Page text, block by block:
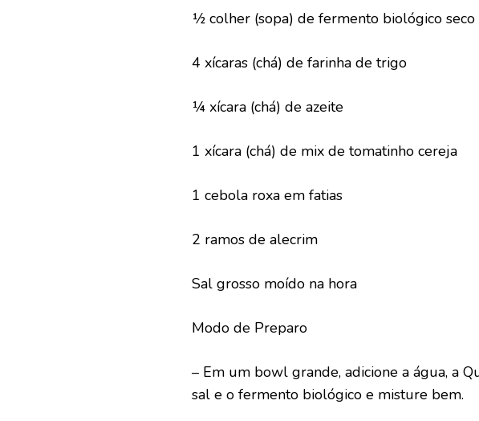
½ colher (sopa) de fermento biológico seco
4 xícaras (chá) de farinha de trigo
¼ xícara (chá) de azeite
1 xícara (chá) de mix de tomatinho cereja
1 cebola roxa em fatias
2 ramos de alecrim
Sal grosso moído na hora
Modo de Preparo
– Em um bowl grande, adicione a água, a
sal e o fermento biológico e misture bem.